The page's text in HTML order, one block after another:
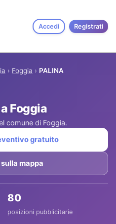
Accedi Registrati
› Foggia › PALINA
Foggia
comune di Foggia.
gratuito
mappa
80
posizioni pubblicitarie